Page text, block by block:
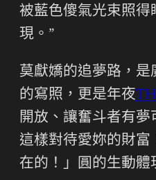
被藍色傻氣光束照得
現。”
莫獻嬌的追夢路，是
的寫照，更是年夜
開放、讓奮斗者有
這樣對待愛妳的財富
在的！」圓的生動體